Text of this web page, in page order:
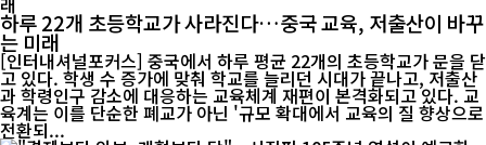
하루 22개 초등학교가 사라진다…중국 교육, 저출산이 바꾸
는 미래
[인터내셔널포커스] 중국에서 하루 평균 22개의 초등학교가 문을 닫
고 있다. 학생 수 증가에 맞춰 학교를 늘리던 시대가 끝나고, 저출산
과 학령인구 감소에 대응하는 교육체계 재편이 본격화되고 있다. 교
육계는 이를 단순한 폐교가 아닌 '규모 확대에서 교육의 질 향상으로
전환되...